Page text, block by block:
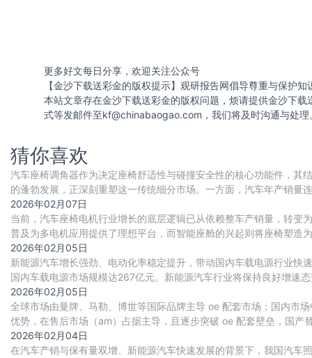
更多好文每日分享，欢迎关注公众号
【金沙下载送彩金的版权提示】观研报告网倡导尊重与保护
本站文章存在金沙下载送彩金的版权问题，烦请提供金沙下
式等发邮件至kf@chinabaogao.com ，我们将及时沟通与处理
猜你喜欢
汽车座椅调角器作为决定座椅舒适性与碰撞安全性的核心功能件，其
的蓬勃发展，正深刻重塑这一传统细分市场。一方面，汽车年产销
辆，为调角器行业提供了稳固的需求基本
2026年02月07日
当前，汽车座椅电机行业增长的底层逻辑已从依赖整车产销量，转变
普及为多电机应用提供了理想平台，而智能座舱的兴起则将座椅塑造
速向主流车型渗透，带来单车搭载电
2026年02月05日
新能源汽车增长强劲、电动化率稳定提升，带动国内车载电源行业
国内车载电源市场规模达267亿元。新能源汽车行业将保持良好增速
源市场规模将达407
2026年02月05日
全球市场由曼牌、马勒、博世等国际品牌主导 oe 配套市场；国内市
优势，在售后市场（am）占据主导，且逐步突破 oe 配套壁垒，国产
2026年02月04日
在汽车产销与保有量双增、新能源汽车快速发展的背景下，我国汽车